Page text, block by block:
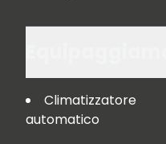
Climatizzatore
automatico